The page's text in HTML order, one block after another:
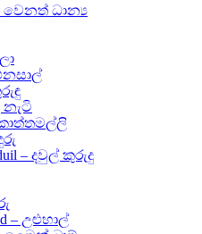
– වෙනත් ධාන්‍ය
නැටි
කොත්තමල්ලි
– දවුල් කුරුදු
– උළුහාල්